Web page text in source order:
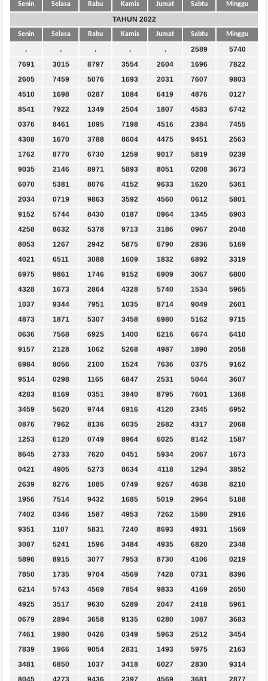
Senin Selasa Rabu Kamis Jumat Sabtu Minggu
TAHUN 2022
Senin Selasa Rabu Kamis Jumat Sabtu Minggu
. . . . . 2589
5740
7691
3015 8797 3554 2604 1696
7822
2605
7459 5076 1693 2031 7607
9803
4510
1698 0287 1084 6419 4876
0127
8541
7922 1349 2504 1807 4583
6742
0376
8461 1095 7198 4516 2384
7455
4308
1670 3788 8604 4475 9451
2563
1762
8770 6730 1259 9017 5819
0239
9035
2146 8971 5893 8051 0208
3673
6070
5381 8076 4152 9633 1620
5361
2034
0719 9863 3592 4560 0612
5801
9152
5744 8430 0187 0964 1345
6903
4258
8632 5378 9713 3186 0967
2048
8053
1267 2942 5875 6790 2836
5169
4021
6511 3088 1609 1832 6892
3319
6975
9861 1746 9152 6909 3067
6800
4328
1673 2864 4328 5740 1534
5965
1037
9344 7951 1035 8714 9049
2601
4873
1871 5307 3458 6980 5162
9715
0636
7568 6925 1400 6216 6674
6410
9157
2128 1062 5268 4987 1890
2058
6984
8056 2100 1524 7636 0375
9162
9514
0298 1165 6847 2531 5044
3607
4283
8169 0351 3940 8795 7601
1368
3459
5620 9744 6916 4120 2345
6952
0876
7962 8136 6035 2682 4317
2068
1253
6120 0749 8964 6025 8142
1587
8645
2733 7620 0451 5934 2067
1673
0421
4905 5273 8634 4118 1294
3852
2639
8276 1085 0749 9267 4638
8210
1956
7514 9432 1685 5019 2964
5188
7402
0346 1587 4953 7262 1580
2916
9351
1107 5831 7240 8693 4931
1569
3087
5241 1596 3484 4935 6820
2348
5896
8915 3077 7953 8730 4106
0219
7850
1735 9704 4569 7428 0731
8396
6214
5743 4569 7854 9833 4169
2650
4925
3517 9630 5289 2047 2418
5961
0679
2894 3658 9135 6280 1087
3683
7461
1980 0426 0349 5963 2512
3454
7839
1966 9054 2831 1493 5975
2163
3481
6850 1037 3418 6027 2830
9314